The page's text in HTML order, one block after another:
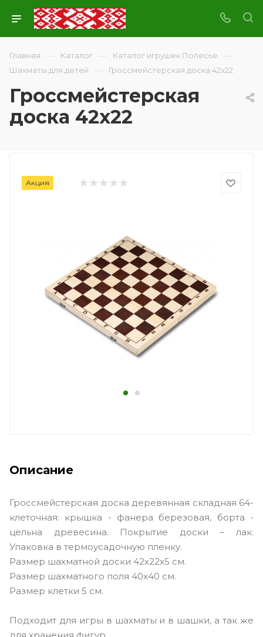
Главная — Каталог — Каталог игрушек Полесье —
Шахматы для детей — Гроссмейстерская доска 42х22
Гроссмейстерская
доска 42х22
Акция
Описание
Гроссмейстерская доска деревянная складная 64-
клеточная: крышка - фанера березовая, борта -
цельна древесина. Покрытие доски – лак.
Упаковка в термоусадочную пленку.
Размер шахматной доски 42х22х5 см.
Размер шахматного поля 40х40 см.
Размер клетки 5 см.
Подходит для игры в шахматы и в шашки, а так же